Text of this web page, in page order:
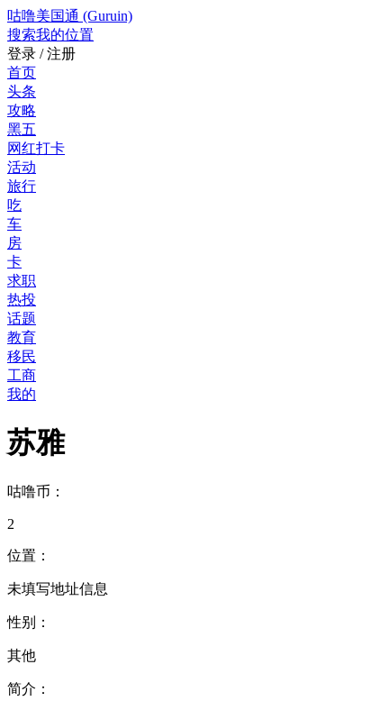
咕噜美国通 (Guruin)
搜索我的位置
登录 / 注册
首页
头条
攻略
黑五
网红打卡
活动
旅行
吃
车
房
卡
求职
热投
话题
教育
移民
工商
我的
苏雅
咕噜币：
2
位置：
未填写地址信息
性别：
其他
简介：